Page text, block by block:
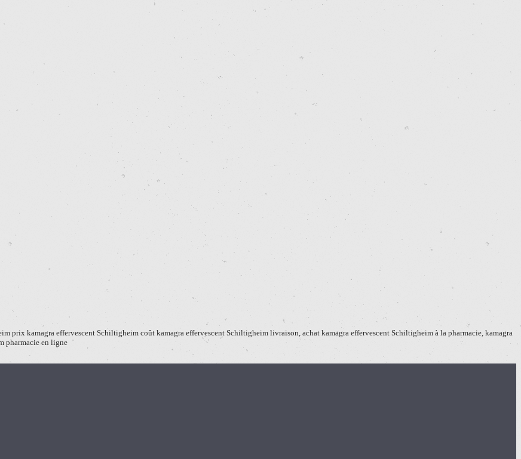
prix kamagra effervescent Schiltigheim coût kamagra effervescent Schiltigheim livraison, achat kamagra effervescent Schiltigheim à la pharmacie, kamagra
pharmacie en ligne